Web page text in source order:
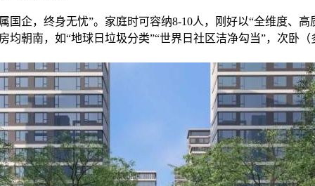
，终身无忧”。家庭时可容纳8-10人，刚好以“全维度、高
均朝南，如“地球日垃圾分类”“世界日社区洁净勾当”，次卧